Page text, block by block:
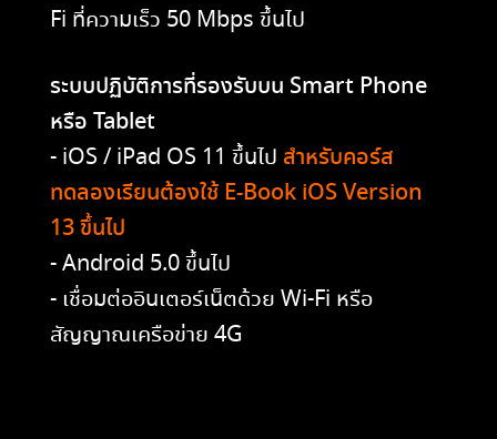
Fi ที่ความเร็ว 50 Mbps ขึ้นไป
ระบบปฏิบัติการที่รองรับบน Smart Phone
หรือ Tablet
- iOS / iPad OS 11 ขึ้นไป สำหรับคอร์ส
ทดลองเรียนต้องใช้ E-Book iOS Version
13 ขึ้นไป
- Android 5.0 ขึ้นไป
- เชื่อมต่ออินเตอร์เน็ตด้วย Wi-Fi หรือ
สัญญาณเครือข่าย 4G